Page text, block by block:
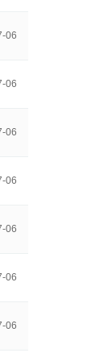
06
06
06
06
06
06
06